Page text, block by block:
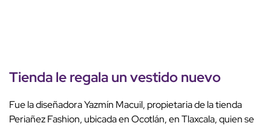
Tienda le regala un vestido nuevo
Fue la diseñadora Yazmín Macuil, propietaria de la tienda
Periañez Fashion, ubicada en Ocotlán, en Tlaxcala, quien se